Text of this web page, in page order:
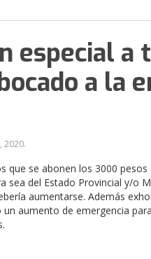
especial a
a la
2020.
que se abonen los 3000
sea del Estado Provincial y/o
aumentarse. Además
aumento de emergencia